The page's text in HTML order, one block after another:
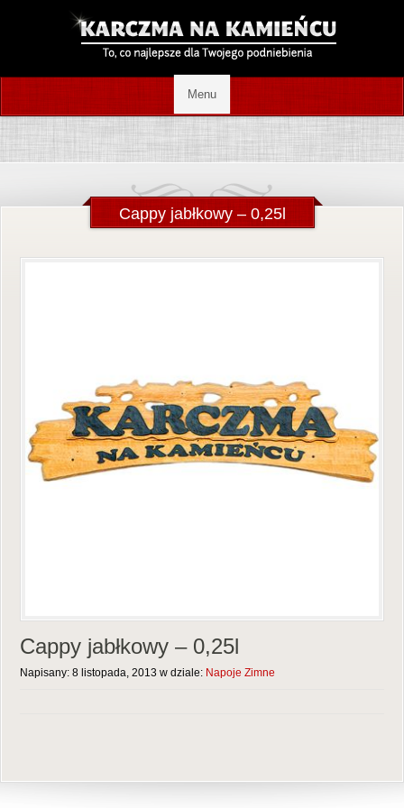
Cappy jabłkowy – 0,25l
Cappy jabłkowy – 0,25l
Napisany: 8 listopada, 2013 w dziale: Napoje Zimne